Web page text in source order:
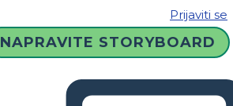
Prijaviti se
NAPRAVITE STORYBOARD